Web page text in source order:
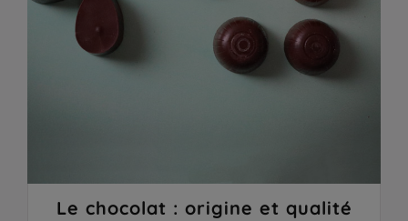
Le chocolat : origine et qualité